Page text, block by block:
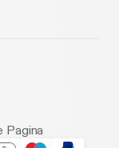
Pagina